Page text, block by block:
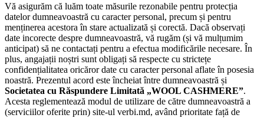
Vă asigurăm că luăm toate măsurile rezonabile pentru protecția
datelor dumneavoastră cu caracter personal, precum și pentru
menținerea acestora în stare actualizată și corectă. Dacă observați
date incorecte despre dumneavoastră, vă rugăm (și vă mulțumim
anticipat) să ne contactați pentru a efectua modificările necesare. În
plus, angajații noștri sunt obligați să respecte cu strictețe
confidențialitatea oricăror date cu caracter personal aflate în posesia
noastră. Prezentul acord este încheiat între dumneavoastră și
Societatea cu Răspundere Limitată „WOOL CASHMERE”.
Acesta reglementează modul de utilizare de către dumneavoastră a
(serviciilor oferite prin) site-ul verbi.md, având prioritate față de